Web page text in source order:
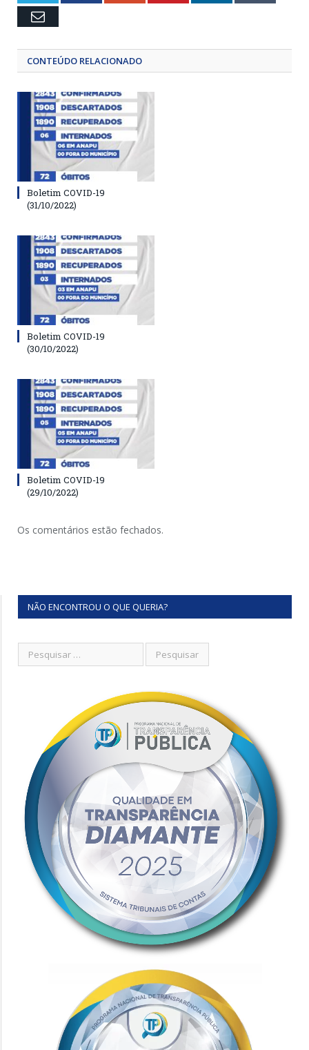
Email
CONTEÚDO RELACIONADO
Boletim COVID-19
(31/10/2022)
Boletim COVID-19
(30/10/2022)
Boletim COVID-19
(29/10/2022)
Os comentários estão fechados.
NÃO ENCONTROU O QUE QUERIA?